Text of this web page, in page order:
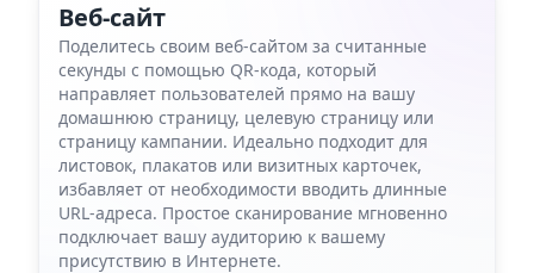
Веб-сайт
Поделитесь своим веб-сайтом за считанные
секунды с помощью QR-кода, который
направляет пользователей прямо на вашу
домашнюю страницу, целевую страницу или
страницу кампании. Идеально подходит для
листовок, плакатов или визитных карточек,
избавляет от необходимости вводить длинные
URL-адреса. Простое сканирование мгновенно
подключает вашу аудиторию к вашему
присутствию в Интернете.